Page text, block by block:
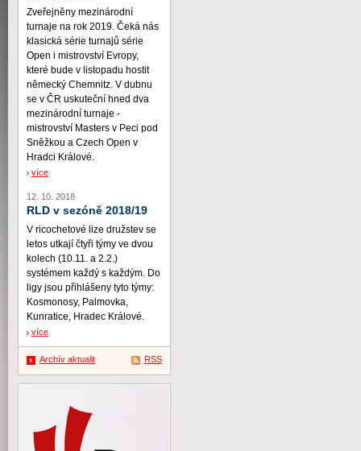
Zveřejněny mezinárodní
turnaje na rok 2019. Čeká nás
klasická série turnajů série
Open i mistrovství Evropy,
které bude v listopadu hostit
německý Chemnitz. V dubnu
se v ČR uskuteční hned dva
mezinárodní turnaje -
mistrovství Masters v Peci pod
Sněžkou a Czech Open v
Hradci Králové.
více
12. 10. 2018
RLD v sezóně 2018/19
V ricochetové lize družstev se
letos utkají čtyři týmy ve dvou
kolech (10.11. a 2.2.)
systémem každý s každým. Do
ligy jsou přihlášeny tyto týmy:
Kosmonosy, Palmovka,
Kunratice, Hradec Králové.
více
Archív aktualit RSS